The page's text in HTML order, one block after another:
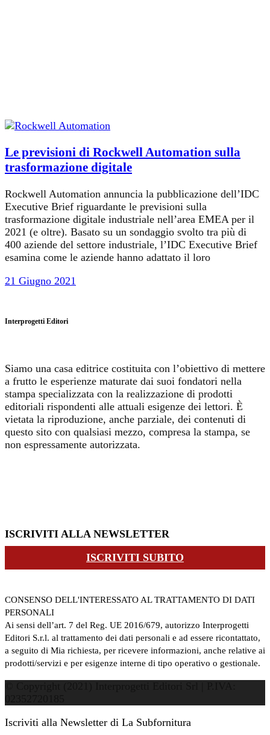
Le previsioni di Rockwell Automation sulla
trasformazione digitale
Rockwell Automation annuncia la pubblicazione dell’IDC
Executive Brief riguardante le previsioni sulla
trasformazione digitale industriale nell’area EMEA per il
2021 (e oltre). Basato su un sondaggio svolto tra più di
400 aziende del settore industriale, l’IDC Executive Brief
esamina come le aziende hanno adattato il loro
21 Giugno 2021
Interprogetti Editori
Siamo una casa editrice costituita con l’obiettivo di mettere
a frutto le esperienze maturate dai suoi fondatori nella
stampa specializzata con la realizzazione di prodotti
editoriali rispondenti alle attuali esigenze dei lettori. È
vietata la riproduzione, anche parziale, dei contenuti di
questo sito con qualsiasi mezzo, compresa la stampa, se
non espressamente autorizzata.
ISCRIVITI ALLA NEWSLETTER
ISCRIVITI SUBITO
CONSENSO DELL'INTERESSATO AL TRATTAMENTO DI DATI
PERSONALI
Ai sensi dell’art. 7 del Reg. UE 2016/679, autorizzo Interprogetti
Editori S.r.l. al trattamento dei dati personali e ad essere ricontattato,
a seguito di Mia richiesta, per ricevere informazioni, anche relative ai
prodotti/servizi e per esigenze interne di tipo operativo o gestionale.
Iscriviti alla Newsletter di La Subfornitura